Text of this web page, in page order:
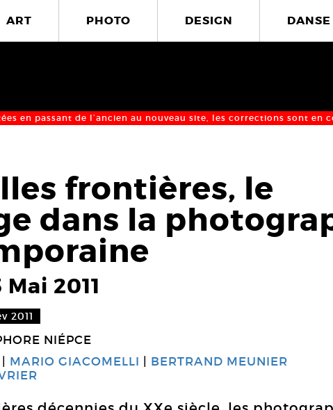
ART PHOTO DESIGN DANSE
en passant de l’ancien au nouveau site, les corrections sont en
frontières, le
dans la
Mai 2011
2011
NIÉPCE
MARIO GIACOMELLI
BERTRAND MEUNIER